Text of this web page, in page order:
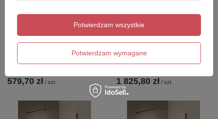
podtynkowa ze słuchawką
bidetową i wężem, chrom
579,70 zł / szt.
prysznicowy z baterią
dźwigniową, złoty mat
1 825,80 zł / szt.
Potwierdzam wymagane
Potwierdzam wszystkie